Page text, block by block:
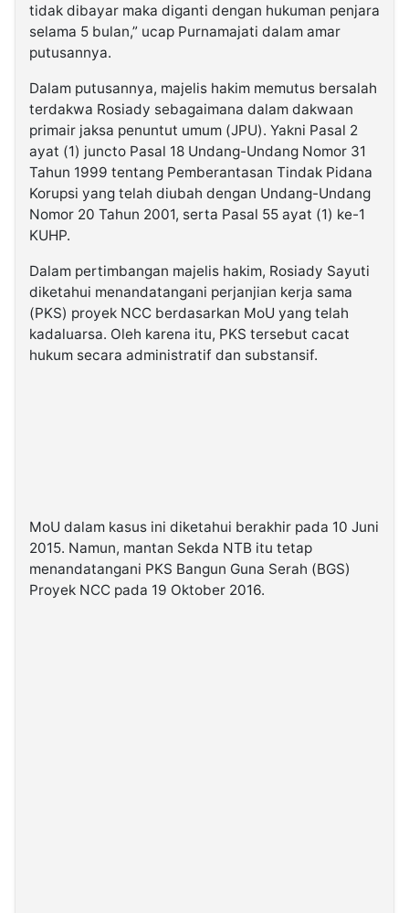
tidak dibayar maka diganti dengan hukuman penjara
selama 5 bulan,” ucap Purnamajati dalam amar
putusannya.
Dalam putusannya, majelis hakim memutus bersalah
terdakwa Rosiady sebagaimana dalam dakwaan
primair jaksa penuntut umum (JPU). Yakni Pasal 2
ayat (1) juncto Pasal 18 Undang-Undang Nomor 31
Tahun 1999 tentang Pemberantasan Tindak Pidana
Korupsi yang telah diubah dengan Undang-Undang
Nomor 20 Tahun 2001, serta Pasal 55 ayat (1) ke-1
KUHP.
Dalam pertimbangan majelis hakim, Rosiady Sayuti
diketahui menandatangani perjanjian kerja sama
(PKS) proyek NCC berdasarkan MoU yang telah
kadaluarsa. Oleh karena itu, PKS tersebut cacat
hukum secara administratif dan substansif.
MoU dalam kasus ini diketahui berakhir pada 10 Juni
2015. Namun, mantan Sekda NTB itu tetap
menandatangani PKS Bangun Guna Serah (BGS)
Proyek NCC pada 19 Oktober 2016.